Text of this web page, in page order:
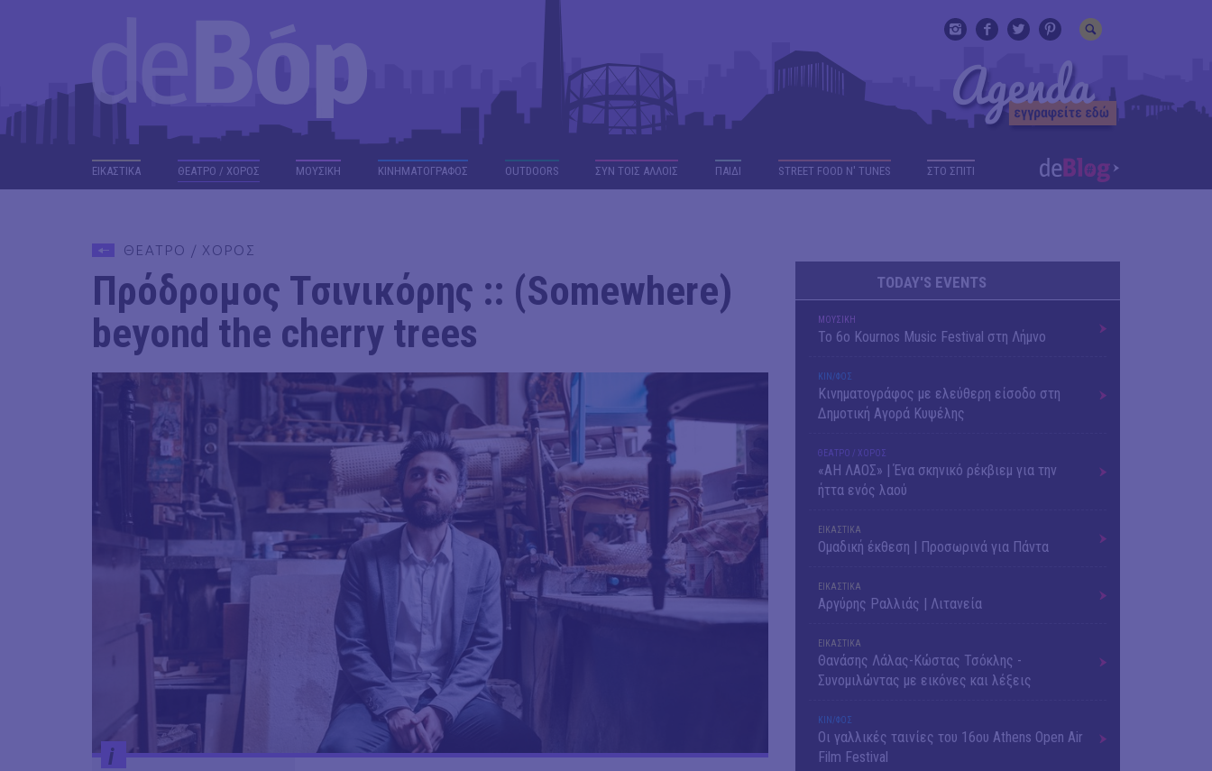
ΕΙΚΑΣΤΙΚΑ ΘΕΑΤΡΟ / ΧΟΡΟΣ ΜΟΥΣΙΚΗ ΚΙΝΗΜΑΤΟΓΡΑΦΟΣ OUTDΟORS ΣΥΝ ΤΟΙΣ ΑΛΛΟΙΣ ΠΑΙΔΙ STREET FOOD N' TUNES ΣΤΟ ΣΠΙΤΙ
ΘΕΑΤΡΟ / ΧΟΡΟΣ
Πρόδρομος Τσινικόρης :: (Somewhere)
beyond the cherry trees
i
TODAY'S EVENTS
ΜΟΥΣΙΚΗ
Το 6ο Kournos Music Festival στη Λήμνο
ΚΙΝ/ΦΟΣ
Κινηματογράφος με ελεύθερη είσοδο στη
Δημοτική Αγορά Κυψέλης
ΘΕΑΤΡΟ / ΧΟΡΟΣ
«ΑΗ ΛΑΟΣ» | Ένα σκηνικό ρέκβιεμ για την
ήττα ενός λαού
ΕΙΚΑΣΤΙΚΑ
Ομαδική έκθεση | Προσωρινά για Πάντα
ΕΙΚΑΣΤΙΚΑ
Αργύρης Ραλλιάς | Λιτανεία
ΕΙΚΑΣΤΙΚΑ
Θανάσης Λάλας-Κώστας Τσόκλης -
Συνομιλώντας με εικόνες και λέξεις
ΚΙΝ/ΦΟΣ
Οι γαλλικές ταινίες του 16ου Athens Open Air
Film Festival